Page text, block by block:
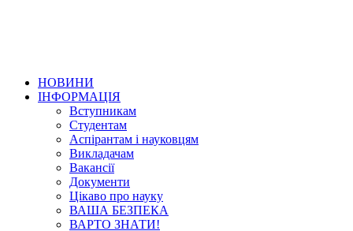
НОВИНИ
ІНФОРМАЦІЯ
Вступникам
Студентам
Аспірантам і науковцям
Викладачам
Вакансії
Документи
Цікаво про науку
ВАША БЕЗПЕКА
ВАРТО ЗНАТИ!